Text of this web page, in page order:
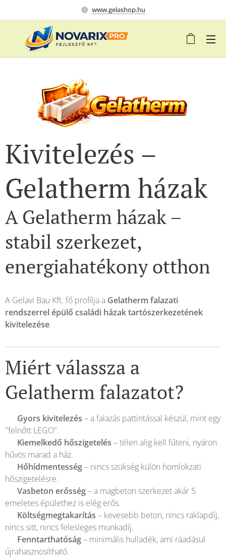
www.gelashop.hu
Kivitelezés –
Gelatherm házak
A Gelatherm házak –
stabil szerkezet,
energiahatékony otthon
A Gelavi Bau Kft. fő profilja a Gelatherm falazati
rendszerrel épülő családi házak tartószerkezetének
kivitelezése.
Miért válassza a
Gelatherm falazatot?
Gyors kivitelezés – a falazás pattintással készül, mint egy
"felnőtt LEGO".
Kiemelkedő hőszigetelés – télen alig kell fűteni, nyáron
hűvös marad a ház.
Hőhídmentesség– nincs szükség külön homlokzati
hőszigetelésre.
Vasbeton erősség– a magbeton szerkezet akár 5
emeletes épülethez is elég erős.
Költségmegtakarítás – kevesebb beton, nincs raklapdíj,
nincs sitt, nincs felesleges munkadíj.
Fenntarthatóság– minimális hulladék, ami ráadásul
újrahasznosítható.